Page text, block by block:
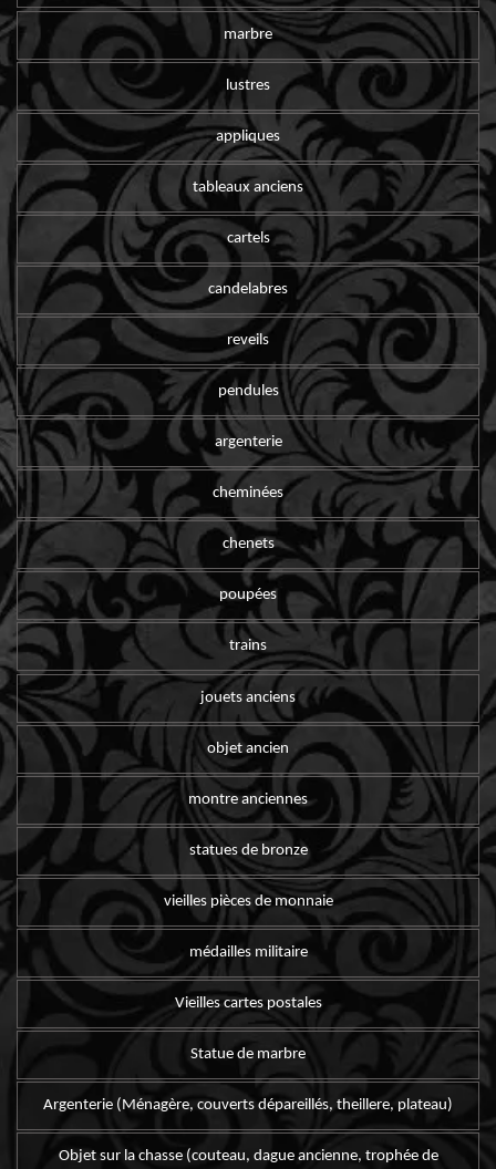
marbre
lustres
appliques
tableaux anciens
cartels
candelabres
reveils
pendules
argenterie
cheminées
chenets
poupées
trains
jouets anciens
objet ancien
montre anciennes
statues de bronze
vieilles pièces de monnaie
médailles militaire
Vieilles cartes postales
Statue de marbre
Argenterie (Ménagère, couverts dépareillés, theillere, plateau)
Objet sur la chasse (couteau, dague ancienne, trophée de